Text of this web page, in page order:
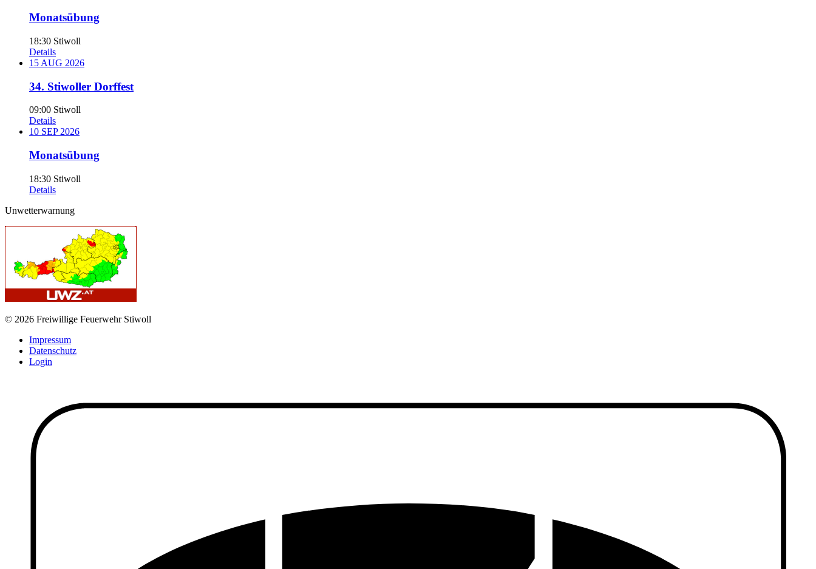
Monatsübung
18:30 Stiwoll
Details
15 AUG 2026
34. Stiwoller Dorffest
09:00 Stiwoll
Details
10 SEP 2026
Monatsübung
18:30 Stiwoll
Details
Unwetterwarnung
© 2026 Freiwillige Feuerwehr Stiwoll
Impressum
Datenschutz
Login